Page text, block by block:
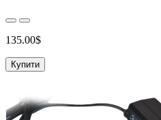
135.00$
Купити